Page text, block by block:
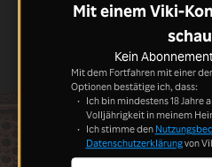
Mit einem Viki-
Kein
Mit dem Fortfahren mit einer
Optionen bestätige ich, dass:
Ich bin mindestens 18 Jahre
Volljährigkeit in meinem
Ich stimme den
Datenschutzerklärungvon